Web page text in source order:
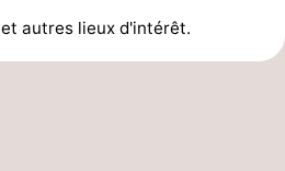
et autres lieux d'intérêt.